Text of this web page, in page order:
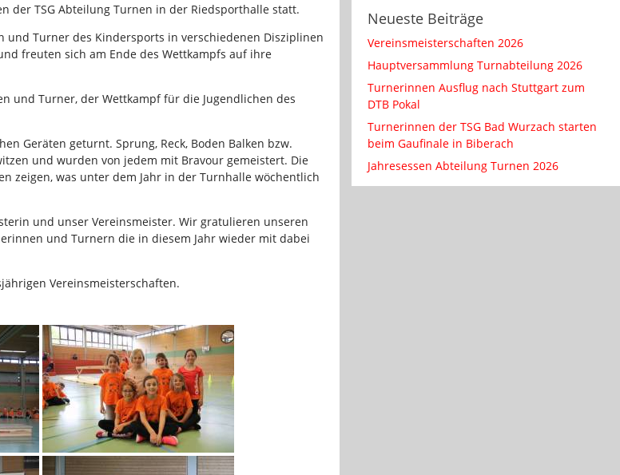
der TSG Abteilung Turnen in der Riedsporthalle statt.
Turner des Kindersports in verschiedenen Disziplinen
freuten sich am Ende des Wettkampfs auf ihre
und Turner, der Wettkampf für die Jugendlichen des
Geräten geturnt. Sprung, Reck, Boden Balken bzw.
und wurden von jedem mit Bravour gemeistert. Die
zeigen, was unter dem Jahr in der Turnhalle wöchentlich
und unser Vereinsmeister. Wir gratulieren unseren
und Turnern die in diesem Jahr wieder mit dabei
Vereinsmeisterschaften.
Neueste Beiträge
Vereinsmeisterschaften 2026
Hauptversammlung Turnabteilung 2026
Turnerinnen Ausflug nach Stuttgart zum
DTB Pokal
Turnerinnen der TSG Bad Wurzach starten
beim Gaufinale in Biberach
Jahresessen Abteilung Turnen 2026